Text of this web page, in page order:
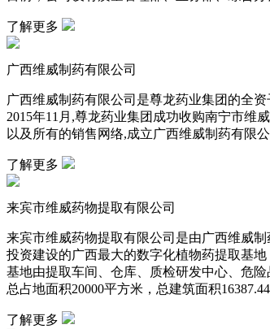
了解更多
广西维威制药有限公司
广西维威制药有限公司是尊龙药业集团的全资
2015年11月,尊龙药业集团成功收购南宁市维
以及所有的销售网络,成立广西维威制药有限
了解更多
来宾市维威药物提取有限公司
来宾市维威药物提取有限公司是由广西维威制
投资建设的广西最大的数字化植物药提取基地
基地由提取车间、仓库、质检研发中心、危险
总占地面积20000平方米，总建筑面积16387.44
了解更多